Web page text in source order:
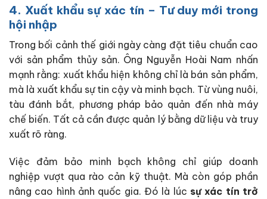
4. Xuất khẩu sự xác tín – Tư duy mới trong
hội nhập
Trong bối cảnh thế giới ngày càng đặt tiêu chuẩn cao
với sản phẩm thủy sản. Ông Nguyễn Hoài Nam nhấn
mạnh rằng: xuất khẩu hiện không chỉ là bán sản phẩm,
mà là xuất khẩu sự tin cậy và minh bạch. Từ vùng nuôi,
tàu đánh bắt, phương pháp bảo quản đến nhà máy
chế biến. Tất cả cần được quản lý bằng dữ liệu và truy
xuất rõ ràng.
Việc đảm bảo minh bạch không chỉ giúp doanh
nghiệp vượt qua rào cản kỹ thuật. Mà còn góp phần
nâng cao hình ảnh quốc gia. Đó là lúc sự xác tín trở